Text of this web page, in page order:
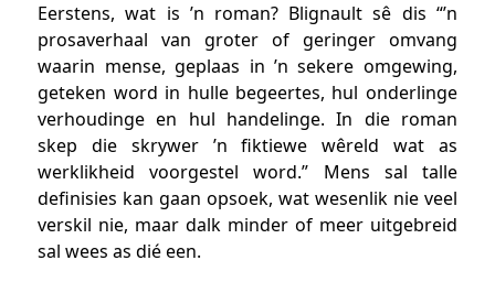
Eerstens, wat is ’n roman? Blignault sê dis “’n
prosaverhaal van groter of geringer omvang
waarin mense, geplaas in ’n sekere omgewing,
geteken word in hulle begeertes, hul onderlinge
verhoudinge en hul handelinge. In die roman
skep die skrywer ’n fiktiewe wêreld wat as
werklikheid voorgestel word.” Mens sal talle
definisies kan gaan opsoek, wat wesenlik nie veel
verskil nie, maar dalk minder of meer uitgebreid
sal wees as dié een.